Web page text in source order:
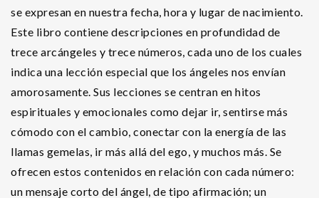
se expresan en nuestra fecha, hora y lugar de nacimiento.
Este libro contiene descripciones en profundidad de
trece arcángeles y trece números, cada uno de los cuales
indica una lección especial que los ángeles nos envían
amorosamente. Sus lecciones se centran en hitos
espirituales y emocionales como dejar ir, sentirse más
cómodo con el cambio, conectar con la energía de las
llamas gemelas, ir más allá del ego, y muchos más. Se
ofrecen estos contenidos en relación con cada número:
un mensaje corto del ángel, de tipo afirmación; un